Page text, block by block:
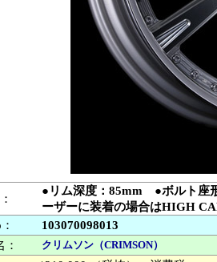
●リム深度：85mm ●ボルト座
ーザーに装着の場合はHIGH
103070098013
：
クリムソン（CRIMSON）